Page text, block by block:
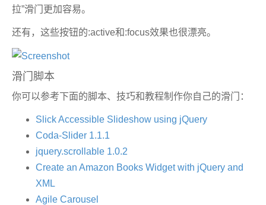
拉”滑门更加容易。
还有，这些按钮的:active和:focus效果也很漂亮。
滑门脚本
你可以参考下面的脚本、技巧和教程制作你自己的滑门：
Slick Accessible Slideshow using jQuery
Coda-Slider 1.1.1
jquery.scrollable 1.0.2
Create an Amazon Books Widget with jQuery and
XML
Agile Carousel